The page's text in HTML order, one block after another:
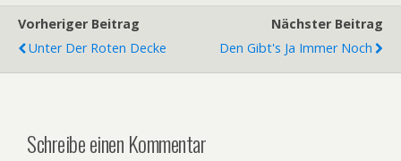
Vorheriger Beitrag
Unter Der Roten Decke
Nächster Beitrag
Den Gibt's Ja Immer Noch
Schreibe einen Kommentar